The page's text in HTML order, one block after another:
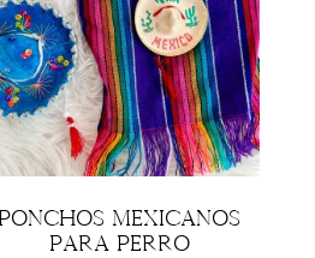
PONCHOS MEXICANOS
PARA PERRO